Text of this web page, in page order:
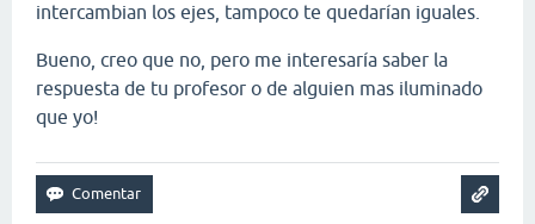
intercambian los ejes, tampoco te quedarían iguales.
Bueno, creo que no, pero me interesaría saber la
respuesta de tu profesor o de alguien mas iluminado
que yo!